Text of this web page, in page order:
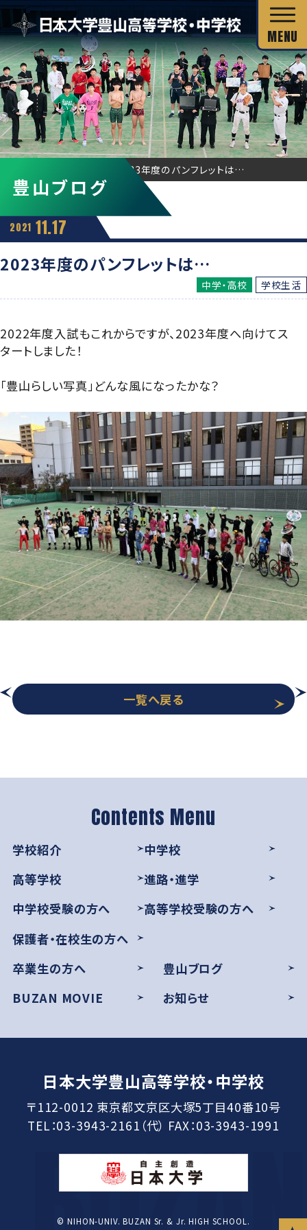
校長あいさつ
教育目標
スクール・ミッション
沿革・校歌
日本大学について
数字で見る豊山
独自の教育システム
グローバル教育
教科の特長
カリキュラム・シラバス
年間行事
豊山生の一日
生徒座談会
学校案内パンフレット
学則
教科の特長
進学コース
特進コース
スポーツコース
年間行事
制服紹介
部活動
生徒座談会
学校案内パンフレット
学則
進路指導
進学実績
合格者インタビュー
進路新聞Compass
活躍するOB
豊山ブログ
2023年度のパンフレットは…
2021 11.17
2023年度のパンフレットは…
中学・高校 学校生活
2022年度入試もこれからですが、2023年度へ向けてス
タートしました！
「豊山らしい写真」どんな風になったかな？
一覧へ戻る
学校紹介
中学校
高等学校
進路・進学
中学校受験の方へ
高等学校受験の方へ
保護者・在校生の方へ
卒業生の方へ
豊山ブログ
BUZAN MOVIE
お知らせ
日本大学豊山高等学校・中学校
〒112-0012 東京都文京区大塚5丁目40番10号
TEL：03-3943-2161（代） FAX：03-3943-1991
© NIHON-UNIV. BUZAN Sr. & Jr. HIGH SCHOOL.